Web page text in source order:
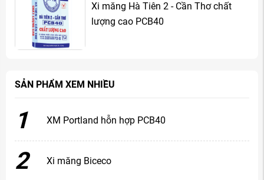
Xi măng Hà Tiên 2 - Cần Thơ chất
lượng cao PCB40
SẢN PHẨM XEM NHIỀU
1 XM Portland hỗn hợp PCB40
2 Xi măng Biceco